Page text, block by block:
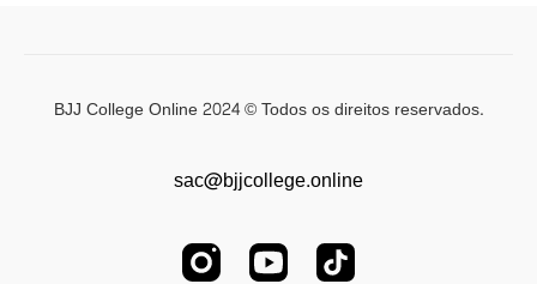
sac@bjjcollege.online
BJJ College Online 2024 © Todos os direitos reservados.